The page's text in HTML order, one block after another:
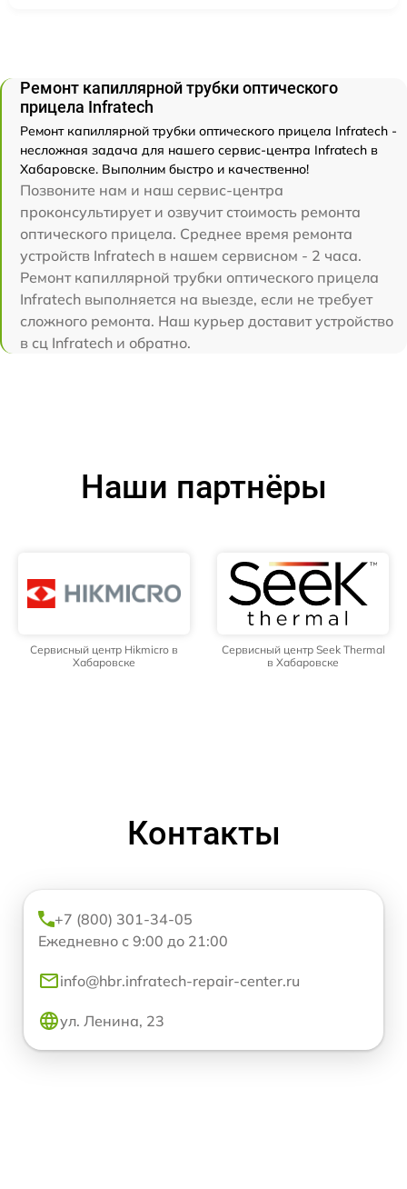
Ремонт капиллярной трубки оптического
прицела Infratech
Ремонт капиллярной трубки оптического прицела Infratech -
несложная задача для нашего сервис-центра Infratech в
Хабаровске. Выполним быстро и качественно!
Позвоните нам и наш сервис-центра
проконсультирует и озвучит стоимость ремонта
оптического прицела. Среднее время ремонта
устройств Infratech в нашем сервисном - 2 часа.
Ремонт капиллярной трубки оптического прицела
Infratech выполняется на выезде, если не требует
сложного ремонта. Наш курьер доставит устройство
в сц Infratech и обратно.
Наши партнёры
Сервисный центр Hikmicro в
Хабаровске
Сервисный центр Seek Thermal
в Хабаровске
Контакты
+7 (800) 301-34-05
Ежедневно с 9:00 до 21:00
info@hbr.infratech-repair-center.ru
ул. Ленина, 23